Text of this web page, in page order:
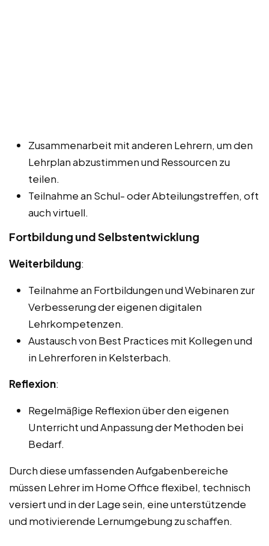
Zusammenarbeit mit anderen Lehrern, um den
Lehrplan abzustimmen und Ressourcen zu
teilen.
Teilnahme an Schul- oder Abteilungstreffen, oft
auch virtuell.
Fortbildung und Selbstentwicklung
Weiterbildung:
Teilnahme an Fortbildungen und Webinaren zur
Verbesserung der eigenen digitalen
Lehrkompetenzen.
Austausch von Best Practices mit Kollegen und
in Lehrerforen in Kelsterbach.
Reflexion:
Regelmäßige Reflexion über den eigenen
Unterricht und Anpassung der Methoden bei
Bedarf.
Durch diese umfassenden Aufgabenbereiche
müssen Lehrer im Home Office flexibel, technisch
versiert und in der Lage sein, eine unterstützende
und motivierende Lernumgebung zu schaffen.